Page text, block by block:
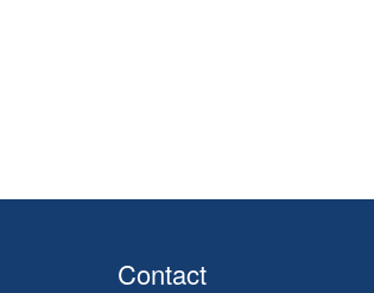
Contact